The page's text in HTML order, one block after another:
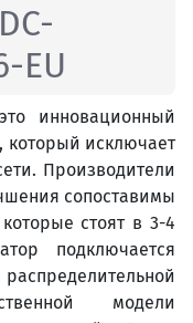
EU
инновационный
который исключает
Производители
сопоставимы
стоят в 3-4
подключается
модели